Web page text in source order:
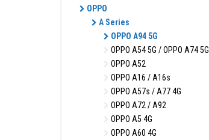
OPPO
A Series
OPPO A94 5G
OPPO A54 5G / OPPO A74 5G
OPPO A52
OPPO A16 / A16s
OPPO A57s / A77 4G
OPPO A72 / A92
OPPO A5 4G
OPPO A60 4G